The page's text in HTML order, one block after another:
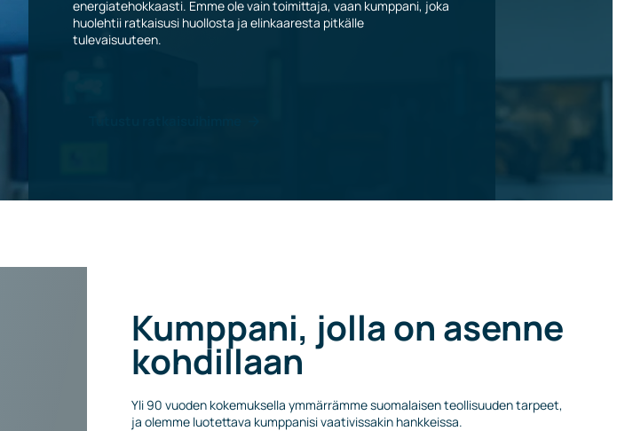
energiatehokkaasti. Emme ole vain toimittaja, vaan kumppani, joka
huolehtii ratkaisusi huollosta ja elinkaaresta pitkälle
tulevaisuuteen.
Kumppani, jolla on asenne
kohdillaan
Yli 90 vuoden kokemuksella ymmärrämme suomalaisen teollisuuden tarpeet,
ja olemme luotettava kumppanisi vaativissakin hankkeissa.